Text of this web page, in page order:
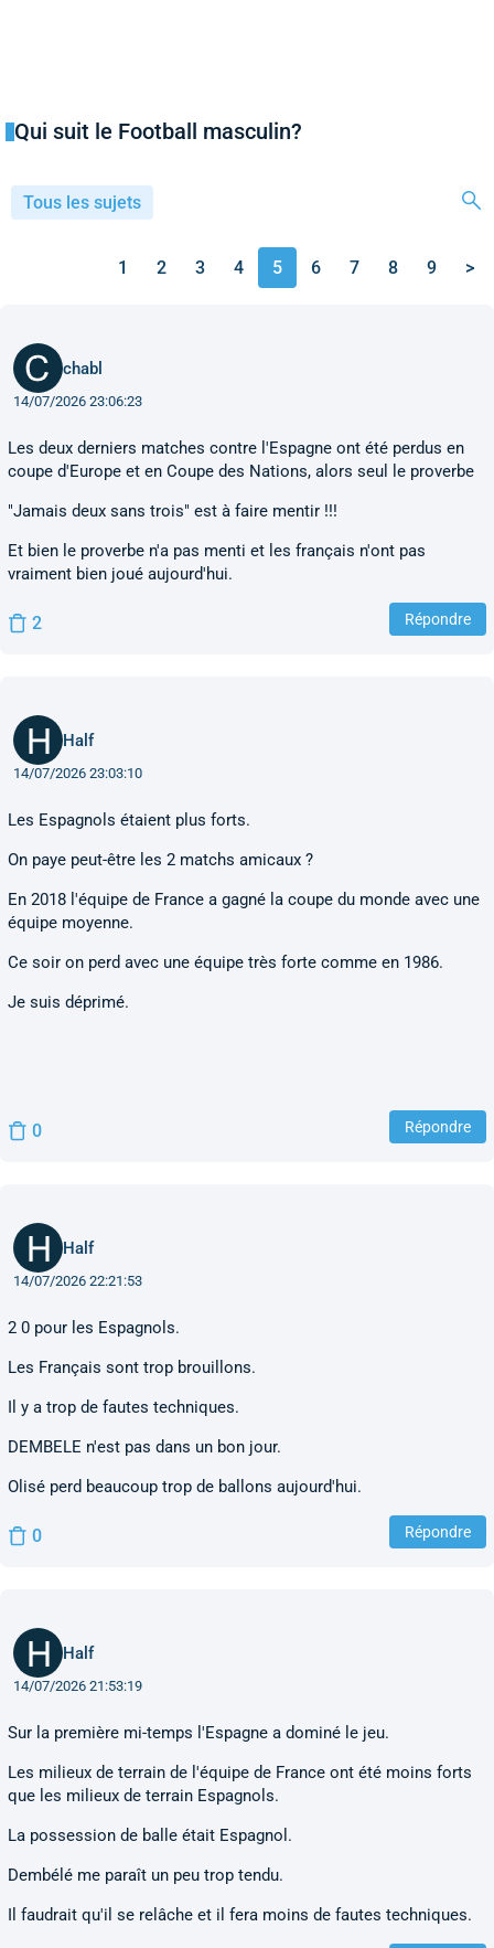
Qui suit le Football masculin?
Tous les sujets
1 2 3 4 5 6 7 8 9 >
chabl
14/07/2026 23:06:23
Les deux derniers matches contre l'Espagne ont été perdus en
coupe d'Europe et en Coupe des Nations, alors seul le proverbe
"Jamais deux sans trois" est à faire mentir !!!
Et bien le proverbe n'a pas menti et les français n'ont pas
vraiment bien joué aujourd'hui.
2 Répondre
Half
14/07/2026 23:03:10
Les Espagnols étaient plus forts.
On paye peut-être les 2 matchs amicaux ?
En 2018 l'équipe de France a gagné la coupe du monde avec une
équipe moyenne.
Ce soir on perd avec une équipe très forte comme en 1986.
Je suis déprimé.
0 Répondre
Half
14/07/2026 22:21:53
2 0 pour les Espagnols.
Les Français sont trop brouillons.
Il y a trop de fautes techniques.
DEMBELE n'est pas dans un bon jour.
Olisé perd beaucoup trop de ballons aujourd'hui.
0 Répondre
Half
14/07/2026 21:53:19
Sur la première mi-temps l'Espagne a dominé le jeu.
Les milieux de terrain de l'équipe de France ont été moins forts
que les milieux de terrain Espagnols.
La possession de balle était Espagnol.
Dembélé me paraît un peu trop tendu.
Il faudrait qu'il se relâche et il fera moins de fautes techniques.